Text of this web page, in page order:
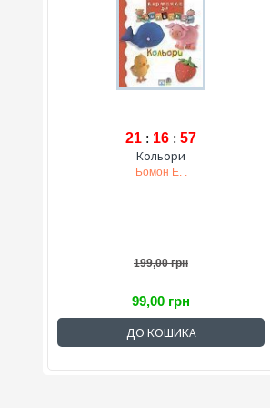
21 : 16 : 57
Кольори
Бомон Е. .
199,00 грн
99,00 грн
ДО КОШИКА